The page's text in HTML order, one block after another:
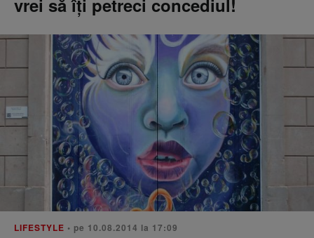
vrei să îți petreci concediul!
LIFESTYLE • pe 10.08.2014 la 17:09